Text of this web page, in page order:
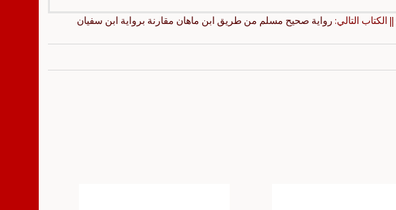
|| الكتاب التالي: رواية صحيح مسلم من طريق ابن ماهان مقارنة برواية ابن سفيان